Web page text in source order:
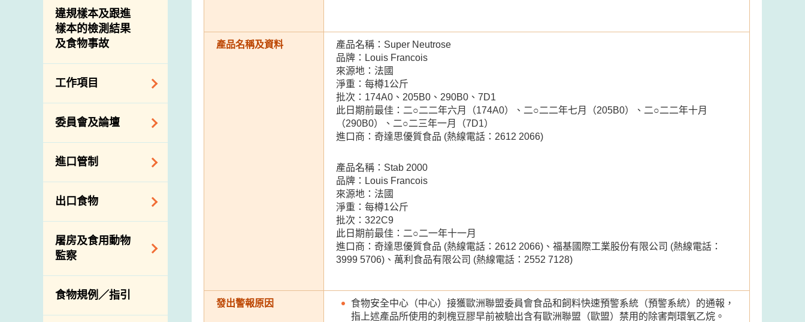
介紹短片
違規樣本及跟進
樣本的檢測結果
及食物事故
工作項目
降低膳食中的鈉和
糖
食物安全重點控制
系統
基因改造食物
資料
食物安全之風險評
估
食物事故應變及管
理
委員會及論壇
食物安全專家委員
會
消費者聯繫小組
進口管制
食物進口商和食物
分銷商登記制度
絡內地有關當局
進口食物管制
口檢驗
出口食物
出口驗證
出口食物往內地
出口商及業界的消
息
屠房及食用動物
監察
規管農業化學物及
獸醫藥物在食用動
物上的使用
食物規例／指引
產品名稱及資料
產品名稱：Super Neutrose
品牌：Louis Francois
來源地：法國
淨重：每樽1公斤
批次：174A0、205B0、290B0、7D1
此日期前最佳：二○二二年六月（174A0）、二○二二年七月（205B0）、二○二二年十月
（290B0）、二○二三年一月（7D1）
進口商：奇達思優質食品 (熱線電話：2612 2066)
產品名稱：Stab 2000
品牌：Louis Francois
來源地：法國
淨重：每樽1公斤
批次：322C9
此日期前最佳：二○二一年十一月
進口商：奇達思優質食品 (熱線電話：2612 2066)、福基國際工業股份有限公司 (熱線電話：
3999 5706)、萬利食品有限公司 (熱線電話：2552 7128)
發出警報原因
食物安全中心（中心）接獲歐洲聯盟委員會食品和飼料快速預警系統（預警系統）的通報，
指上述產品所使用的刺槐豆膠早前被驗出含有歐洲聯盟（歐盟）禁用的除害劑環氧乙烷。